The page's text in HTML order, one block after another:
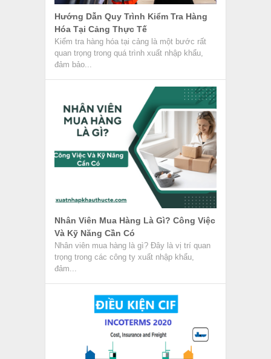
Hướng Dẫn Quy Trình Kiểm Tra Hàng
Hóa Tại Cảng Thực Tế
Kiểm tra hàng hóa tại cảng là một bước rất
quan trọng trong quá trình xuất nhập khẩu,
đảm bảo...
Nhân Viên Mua Hàng Là Gì? Công Việc
Và Kỹ Năng Cần Có
Nhân viên mua hàng là gì? Đây là vị trí quan
trọng trong các công ty xuất nhập khẩu,
đảm...